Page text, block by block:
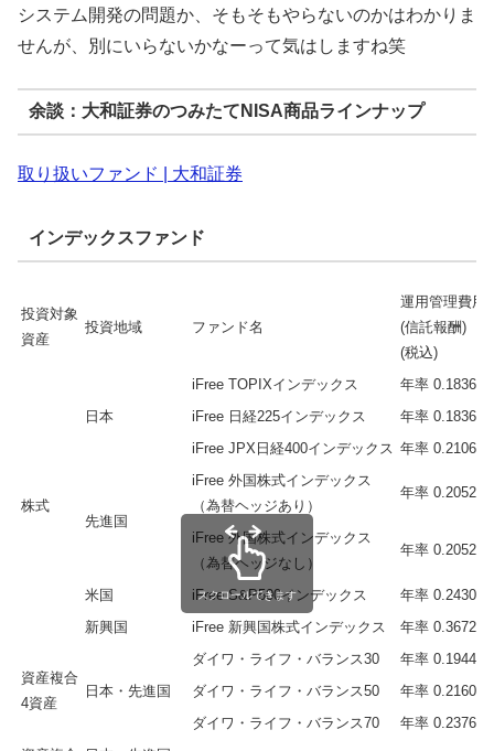
システム開発の問題か、そもそもやらないのかはわかりま
せんが、別にいらないかなーって気はしますね笑
余談：大和証券のつみたてNISA商品ラインナップ
取り扱いファンド | 大和証券
インデックスファンド
投資対象
資産
投資地域 ファンド名
運用管理費用
(信託報酬)
(税込)
株式
日本
iFree TOPIXインデックス
年率 0.1836％
iFree 日経225インデックス
年率 0.1836％
iFree JPX日経400インデックス 年率 0.2106％
先進国
iFree 外国株式インデックス
（為替ヘッジあり）
年率 0.2052％
iFree 外国株式インデックス
（為替ヘッジなし）
年率 0.2052％
米国 iFree S&P500インデックス
年率 0.2430％
新興国
iFree 新興国株式インデックス 年率 0.3672％
資産複合
4資産
日本・先進国
ダイワ・ライフ・バランス30
年率 0.1944％
ダイワ・ライフ・バランス50
年率 0.2160％
ダイワ・ライフ・バランス70
年率 0.2376％
スクロールできます